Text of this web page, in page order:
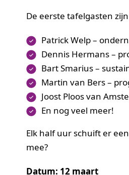
De eerste tafelgasten
Patrick Welp –
Dennis Hermans –
Bart Smarius –
Martin van Bers –
Joost Ploos van
En nog veel meer!
Elk half uur schuift er
mee?
Datum: 12 maart